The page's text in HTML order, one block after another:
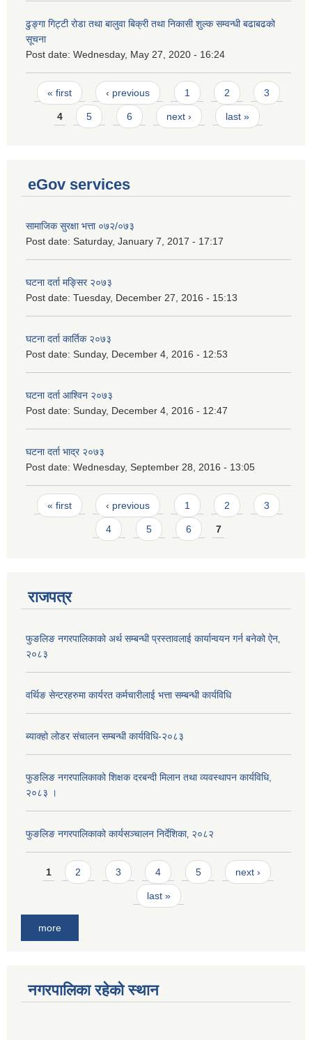
ढुङ्गा गिट्टी रोडा तथा बालुवा बिक्री तथा निकासी शुल्क सम्वन्धी बढाबढको
सूचना
Post date: Wednesday, May 27, 2020 - 16:24
Pages
« first ‹ previous 1 2 3
4 5 6 next › last »
eGov services
सामाजिक सुरक्षा भत्ता ०७२/०७३
Post date: Saturday, January 7, 2017 - 17:17
घटना दर्ता मङ्सिर २०७३
Post date: Tuesday, December 27, 2016 - 15:13
घटना दर्ता कार्तिक २०७३
Post date: Sunday, December 4, 2016 - 12:53
घटना दर्ता आश्विन २०७३
Post date: Sunday, December 4, 2016 - 12:47
घटना दर्ता भाद्र २०७३
Post date: Wednesday, September 28, 2016 - 13:05
Pages
« first ‹ previous 1 2 3
4 5 6 7
राजपत्र
फुङलिङ नगरपालिकाको अर्थ सम्बन्धी प्रस्तावलाई कार्यान्वयन गर्न बनेको ऐन‚
२०८३
वर्थिङ सेन्टरहरुमा कार्यरत कर्मचारीलाई भत्ता सम्बन्धी कार्यविधि
ब्याक्हो लोडर संचालन सम्बन्धी कार्यविधि-२०८३
फुङलिङ नगरपालिकाको शिक्षक दरबन्दी मिलान तथा व्यवस्थापन कार्यविधि,
२०८३ ।
फुङलिङ नगरपालिकाको कार्यसञ्चालन निर्देशिका‚ २०८२
Pages
1 2 3 4 5 next ›
last »
more
नगरपालिका रहेको स्थान